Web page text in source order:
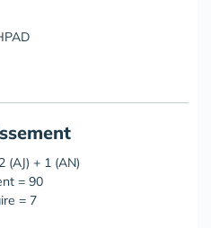
(AJ) + 1 (AN)
= 90
= 7